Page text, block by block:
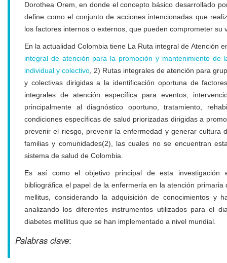
Dorothea Orem, en donde el concepto básico desarrollado
define como el conjunto de acciones intencionadas que
los factores internos o externos, que pueden comprometer su
En la actualidad Colombia tiene La Ruta integral de Atención
integral de atención para la promoción y mantenimiento
individual y colectivo, 2) Rutas integrales de atención para
y colectivas dirigidas a la identificación oportuna de
integrales de atención específica para eventos,
principalmente al diagnóstico oportuno, tratamiento,
condiciones específicas de salud priorizadas dirigidas a
prevenir el riesgo, prevenir la enfermedad y generar cultura
familias y comunidades(2), las cuales no se encuentran
sistema de salud de Colombia.
Es así como el objetivo principal de esta investigación
bibliográfica el papel de la enfermería en la atención
mellitus, considerando la adquisición de conocimientos y
analizando los diferentes instrumentos utilizados para el
diabetes mellitus que se han implementado a nivel mundial.
Palabras clave: